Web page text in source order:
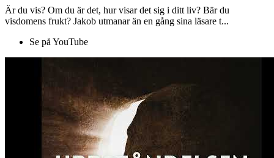
Är du vis? Om du är det, hur visar det sig i ditt liv? Bär du
visdomens frukt? Jakob utmanar än en gång sina läsare t...
Se på YouTube